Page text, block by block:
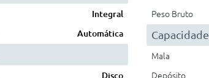
Integral
Automática
Disco
Peso Bruto
Capacidade
Mala
Depósito